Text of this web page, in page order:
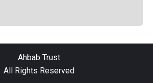
Ahbab Trust
All Rights Reserved